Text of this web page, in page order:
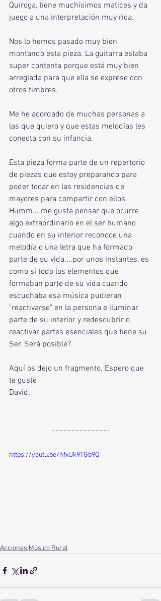
Quiroga, tiene muchísimos matices y da
juego a una interpretación muy rica.
Nos lo hemos pasado muy bien
montando esta pieza. La guitarra estaba
super contenta porque está muy bien
arreglada para que ella se exprese con
otros timbres.
Me he acordado de muchas personas a
las que quiero y que estas melodías les
conecta con su infancia.
Esta pieza forma parte de un repertorio
de piezas que estoy preparando para
poder tocar en las residencias de
mayores para compartir con ellos.
Humm... me gusta pensar que ocurre
algo extraordinario en el ser humano
cuando en su interior reconoce una
melodía o una letra que ha formado
parte de su vida....por unos instantes, es
como si todo los elementos que
formaban parte de su vida cuando
escuchaba esa música pudieran
"reactivarse" en la persona e iluminar
parte de su interior y redescubrir o
reactivar partes esenciales que tiene su
Ser. Será posible?
Aquí os dejo un fragmento. Espero que
te guste
David.
https://youtu.be/hfxUk9TGb9Q
Acciones Músico Rural